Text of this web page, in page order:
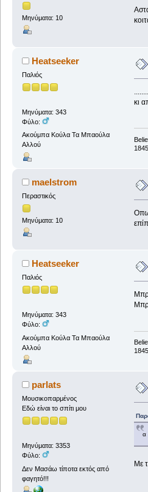
Μηνύματα: 10
Heatseeker
Παλιός
Μηνύματα: 343
Φύλο:
Ακούμπα Κούλα Τα Μπαούλα
Αλλού
κι
maelstrom
Περαστικός
Μηνύματα: 10
Heatseeker
Παλιός
Μηνύματα: 343
Φύλο:
Ακούμπα Κούλα Τα Μπαούλα
Αλλού
parlats
Μουσικοπαρμένος
Εδώ είναι το σπίτι μου
Μηνύματα: 3353
Φύλο:
Δεν Μασάω τίποτα εκτός από
φαγητό!!!
α
Με